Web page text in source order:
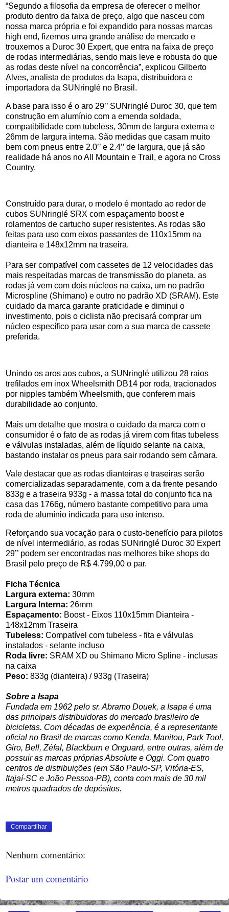
“Segundo a filosofia da empresa de oferecer o melhor
produto dentro da faixa de preço, algo que nasceu com
nossa marca própria e foi expandido para nossas marcas
high end, fizemos uma grande análise de mercado e
trouxemos a Duroc 30 Expert, que entra na faixa de preço
de rodas intermediárias, sendo mais leve e robusta do que
as rodas deste nível na concorrência”, explicou Gilberto
Alves, analista de produtos da Isapa, distribuidora e
importadora da SUNringlé no Brasil.
A base para isso é o aro 29’’ SUNringlé Duroc 30, que tem
construção em alumínio com a emenda soldada,
compatibilidade com tubeless, 30mm de largura externa e
26mm de largura interna. São medidas que casam muito
bem com pneus entre 2.0’’ e 2.4’’ de largura, que já são
realidade há anos no All Mountain e Trail, e agora no Cross
Country.
Construído para durar, o modelo é montado ao redor de
cubos SUNringlé SRX com espaçamento boost e
rolamentos de cartucho super resistentes. As rodas são
feitas para uso com eixos passantes de 110x15mm na
dianteira e 148x12mm na traseira.
Para ser compatível com cassetes de 12 velocidades das
mais respeitadas marcas de transmissão do planeta, as
rodas já vem com dois núcleos na caixa, um no padrão
Microspline (Shimano) e outro no padrão XD (SRAM). Este
cuidado da marca garante praticidade e diminui o
investimento, pois o ciclista não precisará comprar um
núcleo específico para usar com a sua marca de cassete
preferida.
Unindo os aros aos cubos, a SUNringlé utilizou 28 raios
trefilados em inox Wheelsmith DB14 por roda, tracionados
por nipples também Wheelsmith, que conferem mais
durabilidade ao conjunto.
Mais um detalhe que mostra o cuidado da marca com o
consumidor é o fato de as rodas já virem com fitas tubeless
e válvulas instaladas, além de líquido selante na caixa,
bastando instalar os pneus para sair rodando sem câmara.
Vale destacar que as rodas dianteiras e traseiras serão
comercializadas separadamente, com a da frente pesando
833g e a traseira 933g - a massa total do conjunto fica na
casa das 1766g, número bastante competitivo para uma
roda de alumínio indicada para uso intenso.
Reforçando sua vocação para o custo-benefício para pilotos
de nível intermediário, as rodas SUNringlé Duroc 30 Expert
29’’ podem ser encontradas nas melhores bike shops do
Brasil pelo preço de R$ 4.799,00 o par.
Ficha Técnica
Largura externa: 30mm
Largura Interna: 26mm
Espaçamento: Boost - Eixos 110x15mm Dianteira -
148x12mm Traseira
Tubeless: Compatível com tubeless - fita e válvulas
instalados - selante incluso
Roda livre: SRAM XD ou Shimano Micro Spline - inclusas
na caixa
Peso: 833g (dianteira) / 933g (Traseira)
Sobre a Isapa
Fundada em 1962 pelo sr. Abramo Douek, a Isapa é uma
das principais distribuidoras do mercado brasileiro de
bicicletas. Com décadas de experiência, é a representante
oficial no Brasil de marcas como Kenda, Manitou, Park Tool,
Giro, Bell, Zéfal, Blackburn e Onguard, entre outras, além de
possuir as marcas próprias Absolute e Oggi. Com quatro
centros de distribuições (em São Paulo-SP, Vitória-ES,
Itajaí-SC e João Pessoa-PB), conta com mais de 30 mil
metros quadrados de depósitos.
Compartilhar
Nenhum comentário:
Postar um comentário